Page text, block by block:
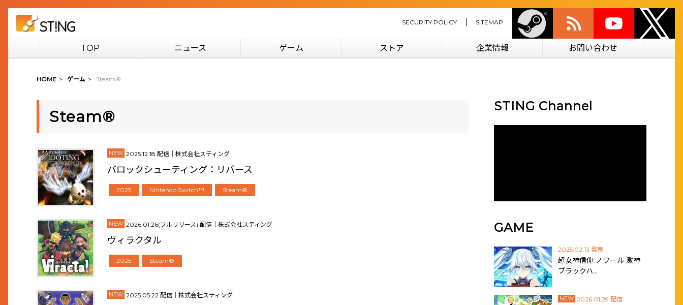
SECURITY POLICY SITEMAP
TOP ニュース ゲーム ストア 企業情報 お問い合わせ
HOME > ゲーム > Steam®
Steam®
NEW 2025.12.18 配信｜株式会社スティング
バロックシューティング：リバース
2025 Nintendo Switch™ Steam®
NEW 2026.01.26(フルリリース) 配信｜株式会社スティング
ヴィラクタル
2025 Steam®
NEW 2025.05.22 配信｜株式会社スティング
STING Channel
GAME
2025.02.13 発売
超女神信仰 ノワール 激神
ブラックハ…
NEW 2026.01.29 配信